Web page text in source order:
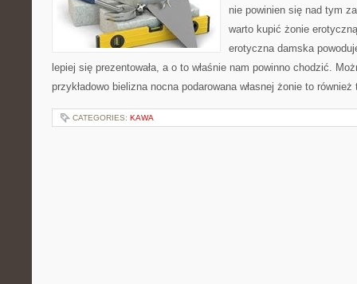
nie powinien się nad tym
warto kupić żonie
erotyczna damska
lepiej się prezentowała, a o to właśnie nam powinno chodzić.
przykładowo bielizna nocna podarowana własnej żonie to
CATEGORIES: KAWA